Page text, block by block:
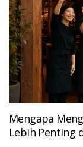
Mengapa
Lebih Penting